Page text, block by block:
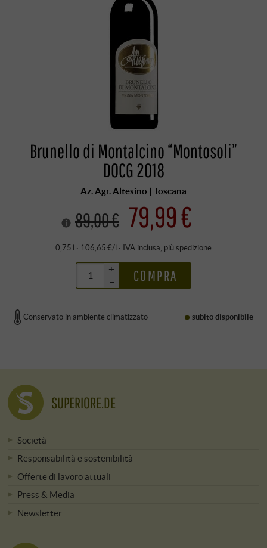
Brunello di Montalcino “Montosoli”
DOCG 2018
Az. Agr. Altesino | Toscana
89,00 € 79,99 €
0,75 l · 106,65 €/l · IVA inclusa , più spedizione
+
–
COMPRA
Conservato in ambiente climatizzato subito disponibile
SUPERIORE.DE
Società
Responsabilità e sostenibilità
Offerte di lavoro attuali
Press & Media
Newsletter